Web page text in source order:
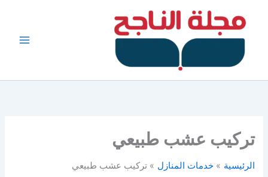
تركيب عشب طبيعي
الرئيسية خدمات المنازل تركيب عشب طبيعي